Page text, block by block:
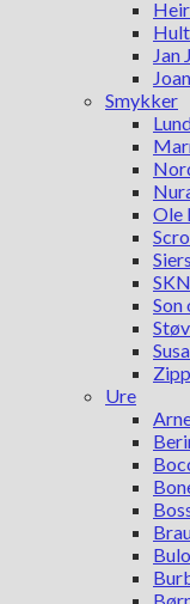
Jan
Smykker
Ole
Son
Ure